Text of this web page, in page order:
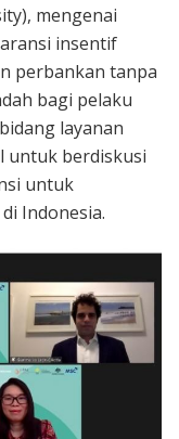
mengenai
insentif
perbankan tanpa
bagi pelaku
layanan
untuk berdiskusi
untuk
Indonesia.